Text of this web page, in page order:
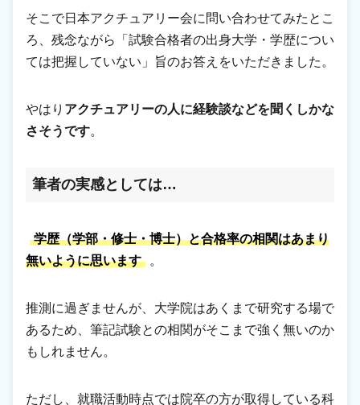
そこで日本アクチュアリー会に問い合わせてみたとこ
ろ、残念ながら「試験合格者の出身大学・学歴につい
ては把握していない」旨のお答えをいただきました。
やはり アクチュアリーの人に経験談などを聞くしかな
さそうです。
筆者の実感としては…
学歴（学部・修士・博士）と合格率の相関はあまり
無いように思います
。
推測に過ぎませんが、大学院はあくまで研究する場で
あるため、筆記試験との相関がそこまで強く無いのか
もしれません。
ただし、就職活動時点では院卒の方が取得している科